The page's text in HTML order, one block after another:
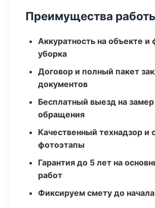
Преимущества
Аккуратность на объекте и
уборка
Договор и полный пакет
документов
Бесплатный выезд на
обращения
Качественный технадзор и
фотоэтапы
Гарантия до 5 лет на
работ
Фиксируем смету до